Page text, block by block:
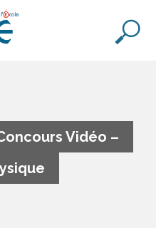
Vidéo –